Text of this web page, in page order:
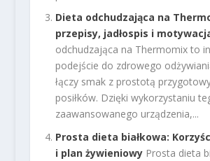
Dieta odchudzająca na
przepisy, jadłospis i
odchudzająca na Thermomix to
podejście do zdrowego
łączy smak z prostotą
posiłków. Dzięki wykorzystaniu
zaawansowanego urządzenia,...
Prosta dieta białkowa:
i plan żywieniowy Prosta dieta